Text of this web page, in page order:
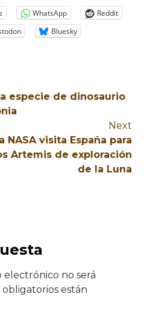
WhatsApp
Reddit
Bluesky
especie de dinosaurio
Next
NASA visita España para
Artemis de exploración
de la Luna
no será
obligatorios están